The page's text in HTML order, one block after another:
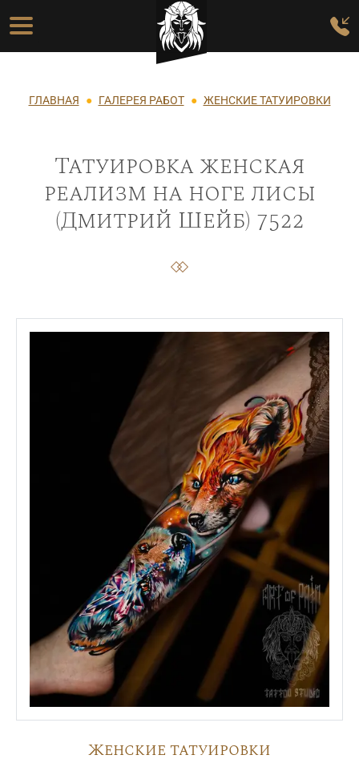
Перейти к основному содержанию
Основная навигация
Строка навигации
ГЛАВНАЯ ГАЛЕРЕЯ РАБОТ ЖЕНСКИЕ ТАТУИРОВКИ
Татуировка женская
реализм на ноге лисы
(Дмитрий Шейб) 7522
Женские татуировки